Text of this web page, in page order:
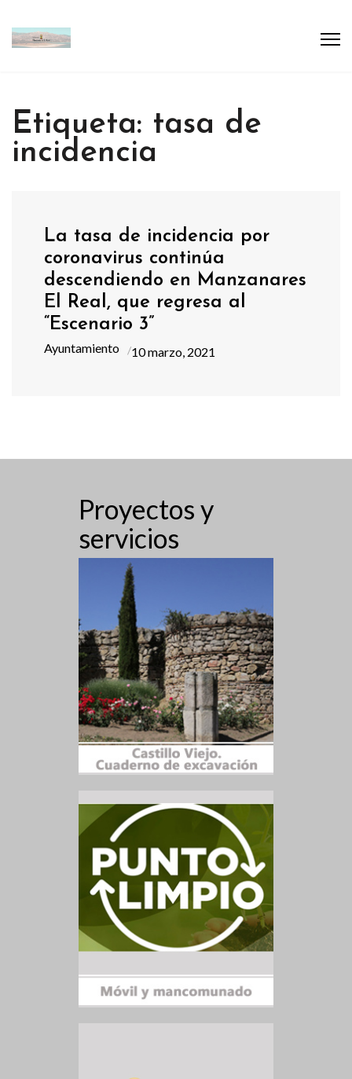
Etiqueta: tasa de
incidencia
La tasa de incidencia por
coronavirus continúa
descendiendo en Manzanares
El Real, que regresa al
“Escenario 3”
Ayuntamiento 10 marzo, 2021
Proyectos y
servicios